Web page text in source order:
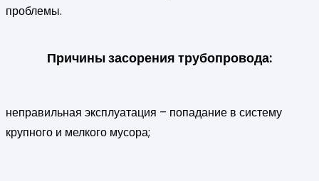
проблемы.
Причины засорения трубопровода:
неправильная эксплуатация – попадание в систему
крупного и мелкого мусора;